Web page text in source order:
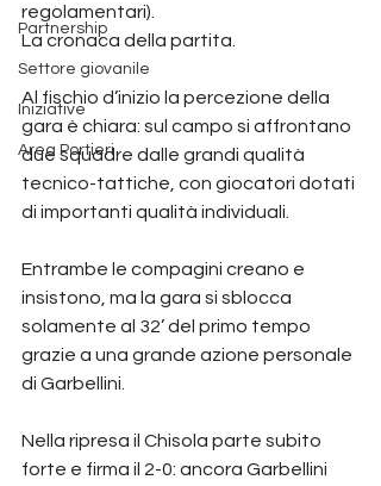
Partnership
Settore giovanile
Iniziative
Area Portieri
regolamentari).
La cronaca della partita.
Al fischio d’inizio la percezione della
gara è chiara: sul campo si affrontano
due squadre dalle grandi qualità
tecnico-tattiche, con giocatori dotati
di importanti qualità individuali.
Entrambe le compagini creano e
insistono, ma la gara si sblocca
solamente al 32’ del primo tempo
grazie a una grande azione personale
di Garbellini.
Nella ripresa il Chisola parte subito
forte e firma il 2-0: ancora Garbellini